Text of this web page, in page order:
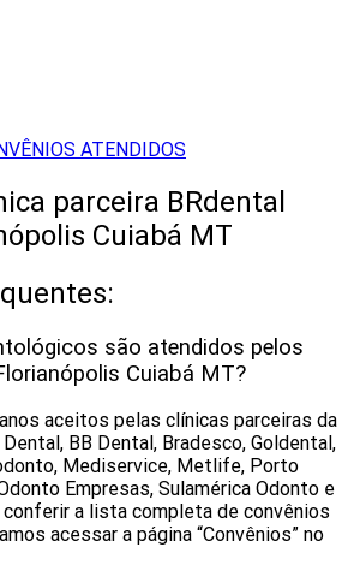
ATENDIDOS
parceira BRdental
Cuiabá MT
são atendidos pelos
Cuiabá MT?
aceitos pelas clínicas parceiras da
BB Dental, Bradesco, Goldental,
Mediservice, Metlife, Porto
Empresas, Sulamérica Odonto e
conferir a lista completa de convênios
acessar a página “Convênios” no